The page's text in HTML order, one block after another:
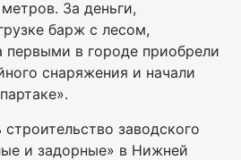
За деньги,
барж с лесом,
в городе приобрели
снаряжения и начали
заводского
и задорные» в Нижней